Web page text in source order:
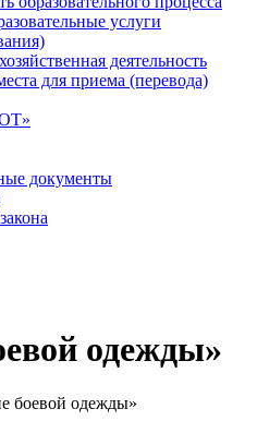
услуги
деятельность
для приема (перевода)
документы
одежды»
боевой одежды»